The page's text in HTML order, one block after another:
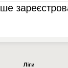
Ліги